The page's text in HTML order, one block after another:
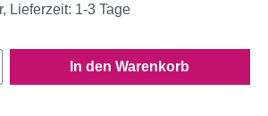
Lieferzeit: 1-3 Tage
Gib den gewünschten
In den Warenkorb